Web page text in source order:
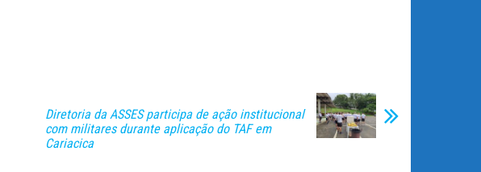
Diretoria da ASSES participa de ação institucional
com militares durante aplicação do TAF em
Cariacica